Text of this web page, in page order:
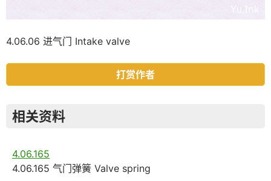
4.06.06 进气门 Intake valve
打赏作者
相关资料
4.06.165
4.06.165 气门弹簧 Valve spring